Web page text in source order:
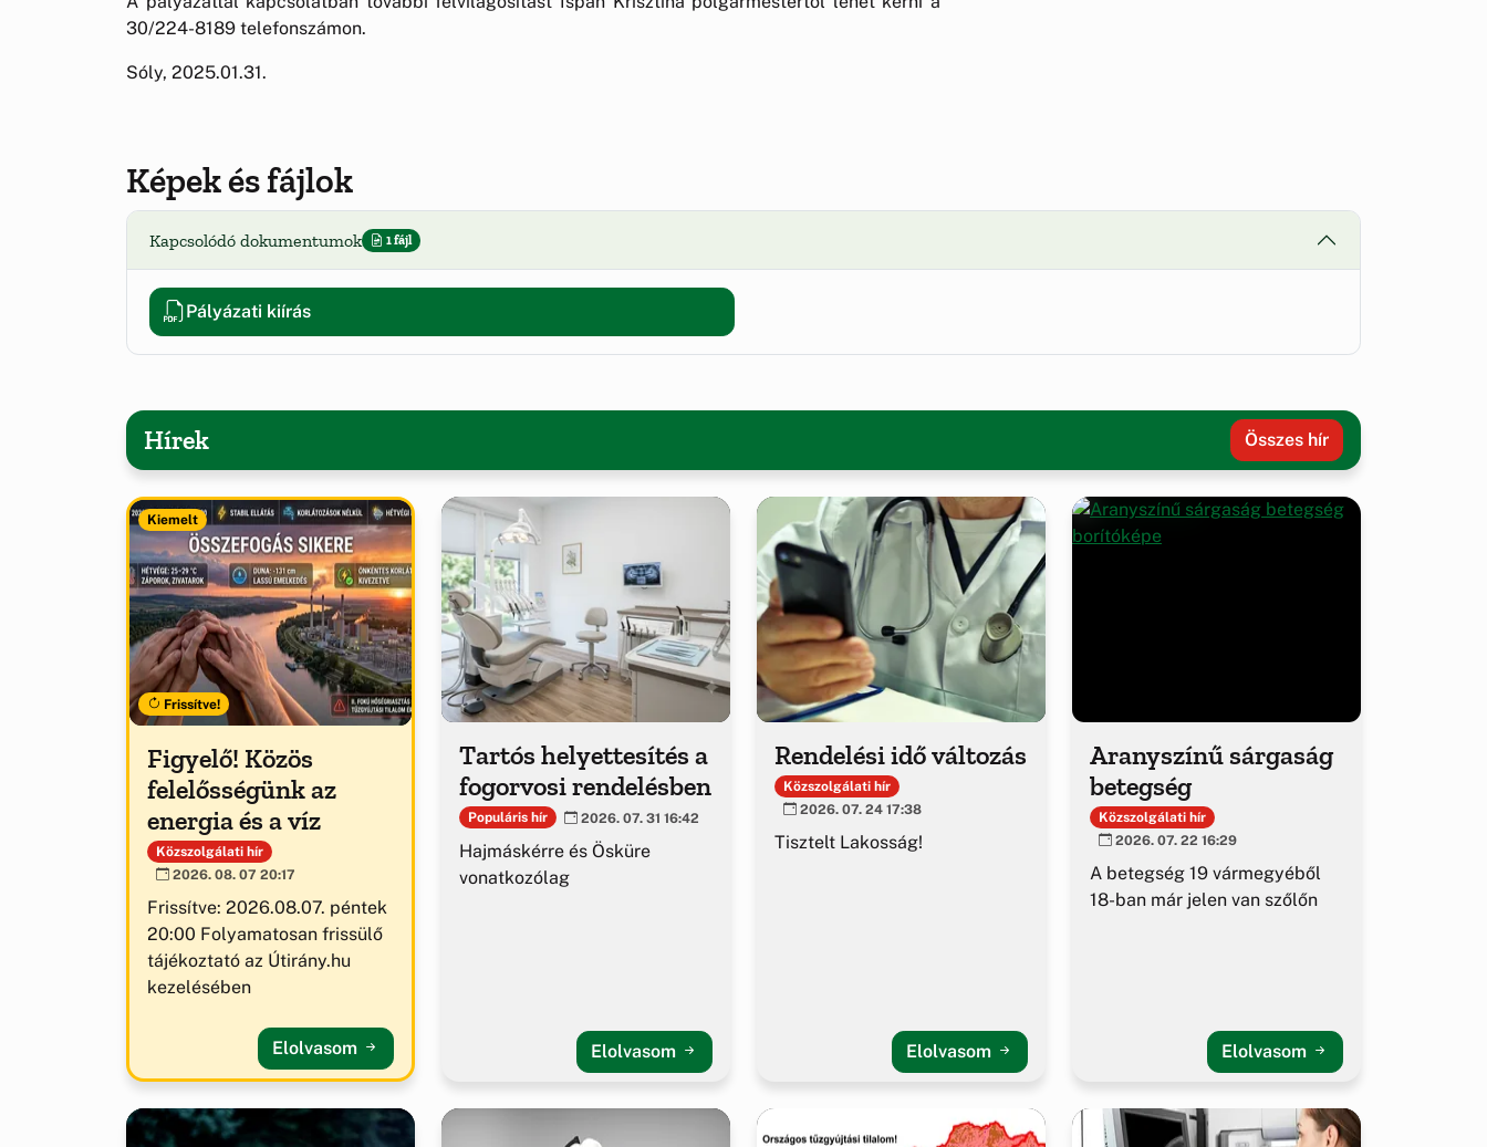
30/224-8189 telefonszámon.
Sóly, 2025.01.31.
Képek és fájlok
Kapcsolódó dokumentumok 1 fájl
Pályázati kiírás
Hírek Összes hír
Kiemelt
Frissítve!
Figyelő! Közös
felelősségünk az
energia és a víz
Közszolgálati hír
2026. 08. 07 20:17
Frissítve: 2026.08.07. péntek
20:00 Folyamatosan frissülő
tájékoztató az Útirány.hu
kezelésében
Elolvasom
Tartós helyettesítés a
fogorvosi rendelésben
Populáris hír 2026. 07. 31 16:42
Hajmáskérre és Ösküre
vonatkozólag
Elolvasom
Rendelési idő változás
Közszolgálati hír
2026. 07. 24 17:38
Tisztelt Lakosság!
Elolvasom
Aranyszínű sárgaság
betegség
Közszolgálati hír
2026. 07. 22 16:29
A betegség 19 vármegyéből
18-ban már jelen van szőlőn
Elolvasom